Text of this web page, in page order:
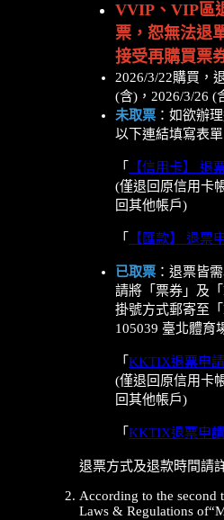
VVIP、VIP區
票，恕無法退
接受再購買票
2026/3/22購買，
(含)，2026/3/26 (
未取票 ：如欲辦
以下連結填寫表單
「 【信用卡】 退
(僅退回原信用卡
回其他帳戶)
「 【匯款】 退票
已取票 ：退票皆
請將「票券」及
掛號方式郵寄至
105039 臺北體育
「 KKTIX退票申
(僅退回原信用卡
回其他帳戶)
「 KKTIX退票申請
退票方式及退款時間請
According to the second
Laws & Regulations